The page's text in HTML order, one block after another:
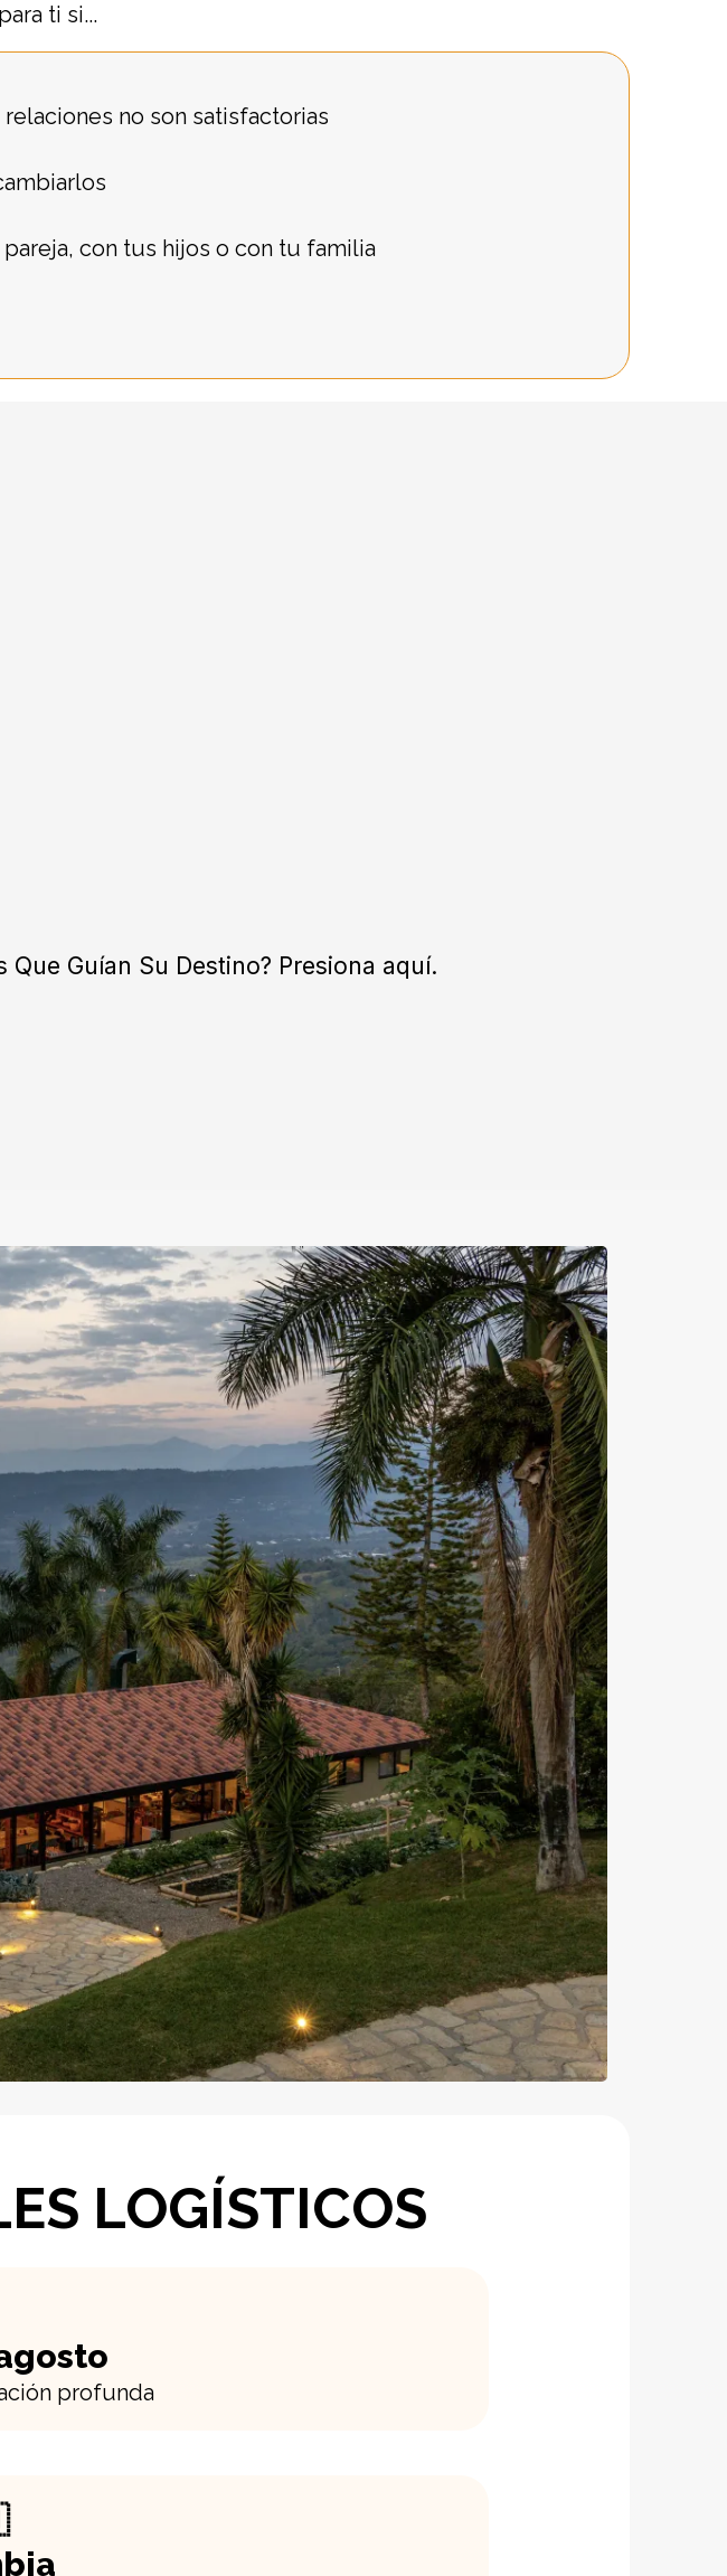
ti si...
no son satisfactorias
con tus hijos o con tu familia
Guían Su Destino? Presiona aquí.
LOGÍSTICOS
profunda